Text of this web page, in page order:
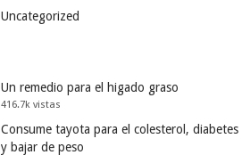
Uncategorized
Un remedio para el higado graso
416.7k vistas
Consume tayota para el colesterol, diabetes
y bajar de peso